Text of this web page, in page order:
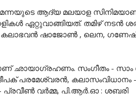
ആദ്യ മലയാള
ഏറ്റുവാങ്ങിയത്. തമിഴ് നടൻ
കലാഭവൻ ഷാജോൺ , ലെന,
ഛായാഗ്രഹണം. സംഗീതം -
പരമേശ്വരൻ,
വര്‍മ്മ, പി.ആർ.ഓ : ശബരി